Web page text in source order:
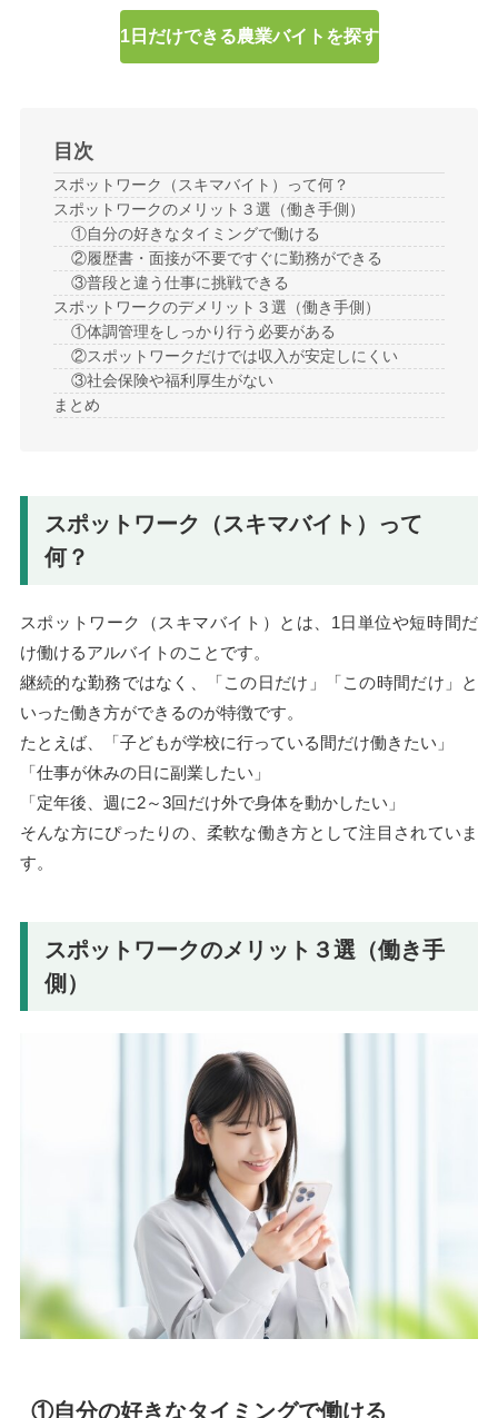
1日だけできる農業バイトを探す
目次
スポットワーク（スキマバイト）って何？
スポットワークのメリット３選（働き手側）
①自分の好きなタイミングで働ける
②履歴書・面接が不要ですぐに勤務ができる
③普段と違う仕事に挑戦できる
スポットワークのデメリット３選（働き手側）
①体調管理をしっかり行う必要がある
②スポットワークだけでは収入が安定しにくい
③社会保険や福利厚生がない
まとめ
スポットワーク（スキマバイト）って
何？
スポットワーク（スキマバイト）とは、1日単位や短時間だ
け働けるアルバイトのことです。
継続的な勤務ではなく、「この日だけ」「この時間だけ」と
いった働き方ができるのが特徴です。
たとえば、「子どもが学校に行っている間だけ働きたい」
「仕事が休みの日に副業したい」
「定年後、週に2～3回だけ外で身体を動かしたい」
そんな方にぴったりの、柔軟な働き方として注目されていま
す。
スポットワークのメリット３選（働き手
側）
①自分の好きなタイミングで働ける